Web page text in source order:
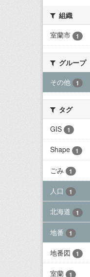
組織
室蘭市
1
グループ
その他
1
タグ
GIS
1
Shape 1
ごみ 1
人口 1
北海道 1
地番 1
地番図 1
室蘭 1